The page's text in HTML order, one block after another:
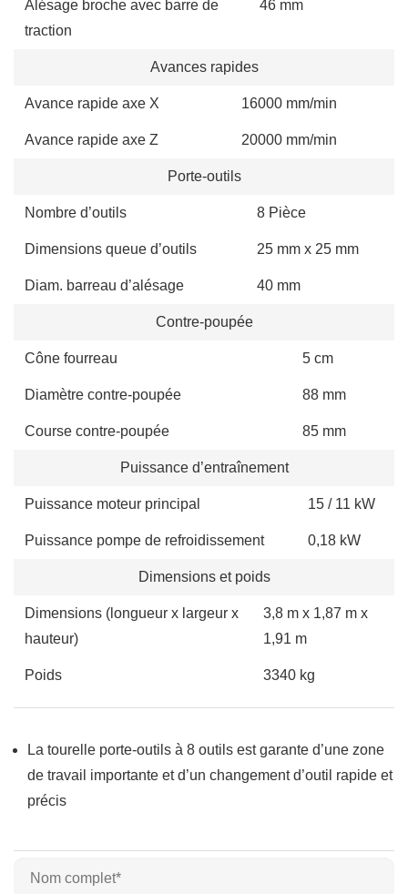
Alésage broche avec barre de
traction
46 mm
Avances rapides
Avance rapide axe X 16000 mm/min
Avance rapide axe Z 20000 mm/min
Porte-outils
Nombre d’outils 8 Pièce
Dimensions queue d’outils 25 mm x 25 mm
Diam. barreau d’alésage 40 mm
Contre-poupée
Cône fourreau 5 cm
Diamètre contre-poupée 88 mm
Course contre-poupée 85 mm
Puissance d’entraînement
Puissance moteur principal 15 / 11 kW
Puissance pompe de refroidissement 0,18 kW
Dimensions et poids
Dimensions (longueur x largeur x
hauteur)
3,8 m x 1,87 m x
1,91 m
Poids 3340 kg
La tourelle porte-outils à 8 outils est garante d’une zone
de travail importante et d’un changement d’outil rapide et
précis